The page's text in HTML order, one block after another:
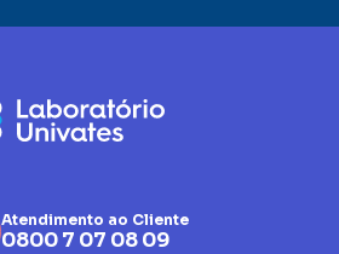
Atendimento ao Cliente
0800 7 07 08 09